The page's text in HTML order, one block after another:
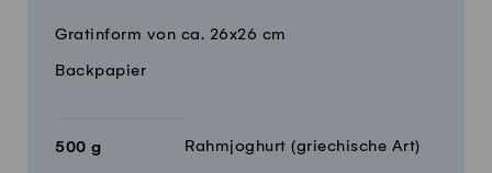
MengeZutaten
Gratinform von ca. 26x26 cm
Backpapier
500 g Rahmjoghurt (griechische Art)